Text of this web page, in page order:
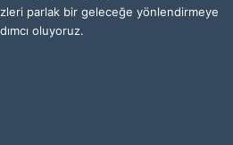
parlak bir geleceğe yönlendirmeye
oluyoruz.